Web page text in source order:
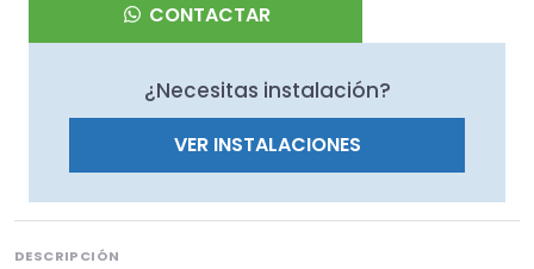
CONTACTAR
¿Necesitas instalación?
VER INSTALACIONES
DESCRIPCIÓN